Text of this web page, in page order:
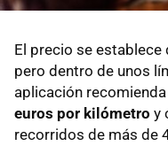
El precio se
pero dentro de unos
aplicación
euros por kilómetro y
recorridos de más de